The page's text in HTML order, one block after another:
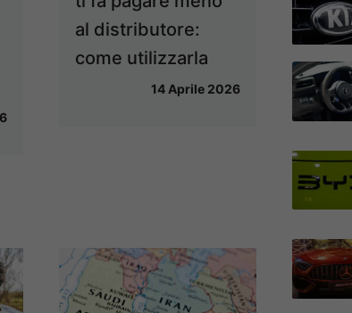
al distributore:
come utilizzarla
14 Aprile 2026